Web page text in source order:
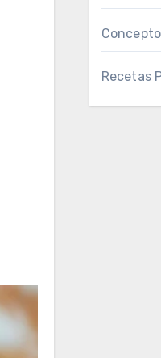
Recetas